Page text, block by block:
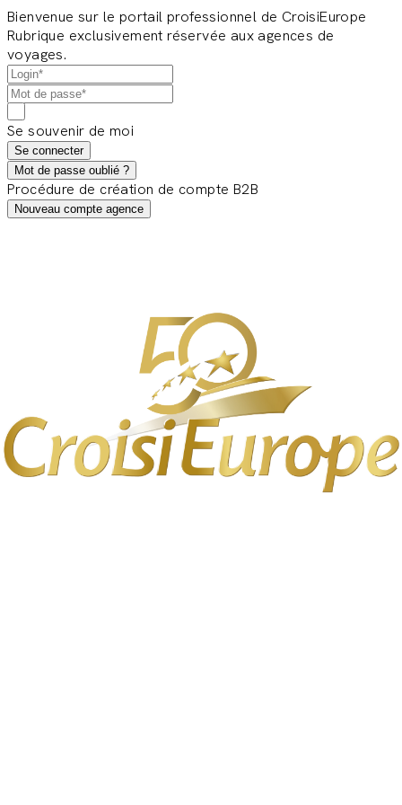
Bienvenue sur le portail professionnel de CroisiEurope
Rubrique exclusivement réservée aux agences de
voyages.
Se souvenir de moi
Se connecter
Mot de passe oublié ?
Procédure de création de compte B2B
Nouveau compte agence